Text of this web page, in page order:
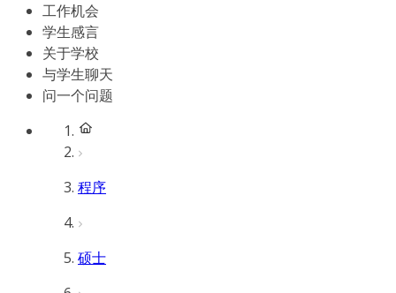
工作机会
学生感言
关于学校
与学生聊天
问一个问题
程序
硕士